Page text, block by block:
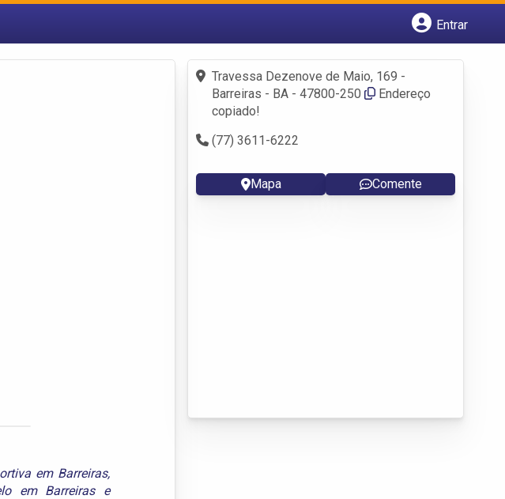
Entrar
Fazer login
Criar conta
em Barreiras,
em Barreirase
Travessa Dezenove de Maio, 169 -
Barreiras - BA - 47800-250
Endereço
copiado!
(77) 3611-6222
Mapa Comente